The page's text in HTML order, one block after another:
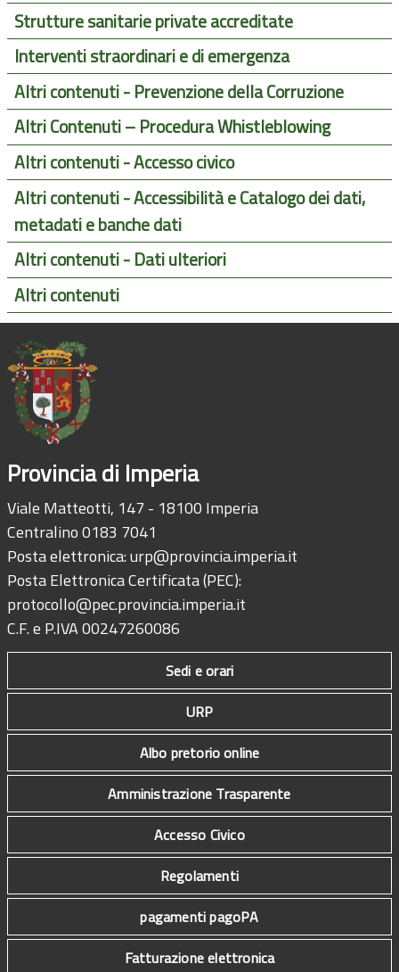
Strutture sanitarie private accreditate
Interventi straordinari e di emergenza
Altri contenuti - Prevenzione della Corruzione
Altri Contenuti – Procedura Whistleblowing
Altri contenuti - Accesso civico
Altri contenuti - Accessibilità e Catalogo dei dati,
metadati e banche dati
Altri contenuti - Dati ulteriori
Altri contenuti
Provincia di Imperia
Viale Matteotti, 147 - 18100 Imperia
Centralino 0183 7041
Posta elettronica:urp@provincia.imperia.it
Posta Elettronica Certificata (PEC):
protocollo@pec.provincia.imperia.it
C.F. e P.IVA 00247260086
Sedi e orari
URP
Albo pretorio online
Amministrazione Trasparente
Accesso Civico
Regolamenti
pagamenti pagoPA
Fatturazione elettronica